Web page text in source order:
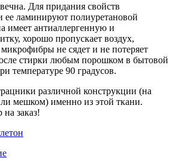
Для придания свойств
ее ламинируют полиуретановой
имеет антиаллергенную и
хорошо пропускает воздух,
не сядет и не потеряет
стирки любым порошком в бытовой
температуре 90 градусов.
различной конструкции (на
мешком) именно из этой ткани.
заказ!